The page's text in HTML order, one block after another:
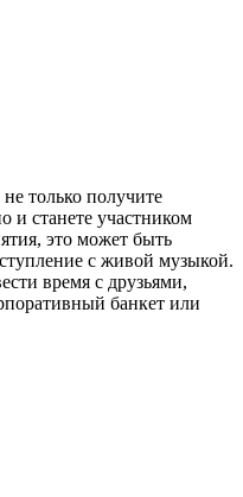
только получите
и станете участником
это может быть
с живой музыкой.
время с друзьями,
банкет или